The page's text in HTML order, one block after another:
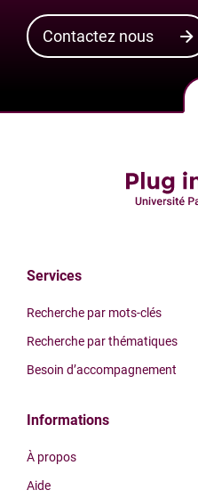
Contactez nous
Services
Recherche par mots-clés
Recherche par thématiques
Besoin d’accompagnement
Informations
À propos
Aide